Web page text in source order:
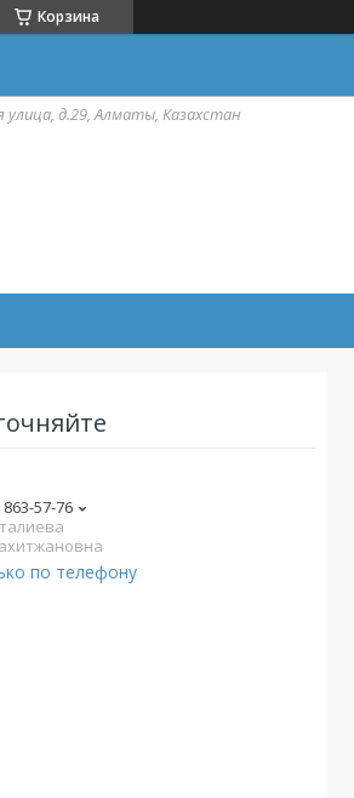
Корзина
улица, д.29, Алматы, Казахстан
863-57-76
по телефону